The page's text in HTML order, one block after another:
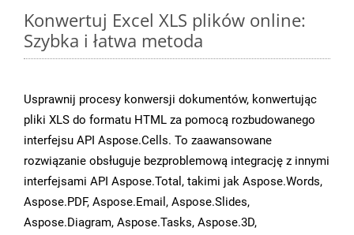
Konwertuj Excel XLS plików online:
Szybka i łatwa metoda
Usprawnij procesy konwersji dokumentów, konwertując
pliki XLS do formatu HTML za pomocą rozbudowanego
interfejsu API Aspose.Cells. To zaawansowane
rozwiązanie obsługuje bezproblemową integrację z innymi
interfejsami API Aspose.Total, takimi jak Aspose.Words,
Aspose.PDF, Aspose.Email, Aspose.Slides,
Aspose.Diagram, Aspose.Tasks, Aspose.3D,